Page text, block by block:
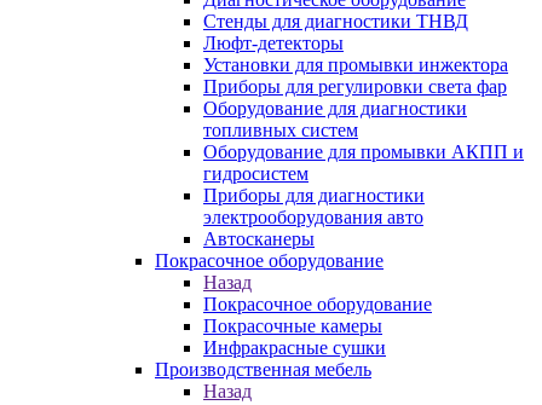
Стенды для диагностики ТНВД
Люфт-детекторы
Установки для промывки инжектора
Приборы для регулировки света фар
Оборудование для диагностики
топливных систем
Оборудование для промывки АКПП и
гидросистем
Приборы для диагностики
электрооборудования авто
Автосканеры
Покрасочное оборудование
Назад
Покрасочное оборудование
Покрасочные камеры
Инфракрасные сушки
Производственная мебель
Назад